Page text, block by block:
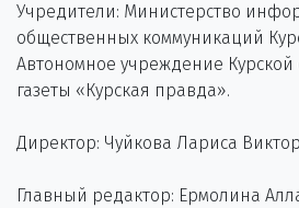
Учредители: Министерство
общественных коммуникаций
Автономное учреждение Курской
газеты «Курская правда».
Директор: Чуйкова Лариса
Главный редактор: Ермолина